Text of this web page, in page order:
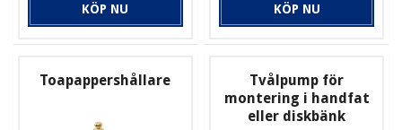
KÖP NU KÖP NU
Toapappershållare
Tvålpump för
montering i handfat
eller diskbänk